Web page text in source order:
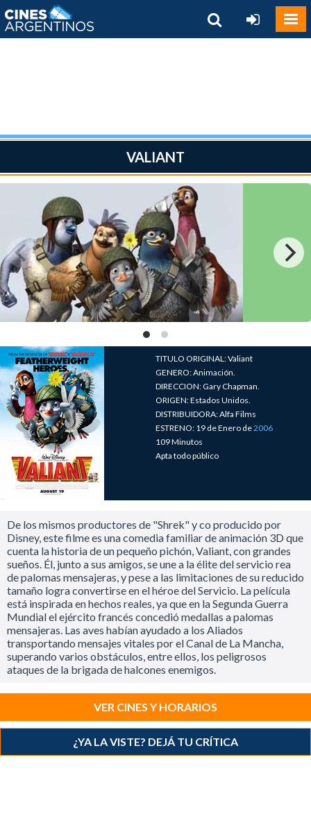
VALIANT
TITULO ORIGINAL: Valiant
GENERO: Animación.
DIRECCION: Gary Chapman.
ORIGEN: Estados Unidos.
DISTRIBUIDORA: Alfa Films
ESTRENO: 19 de Enero de2006
109 Minutos
Apta todo público
De los mismos productores de "Shrek" y co producido por
Disney, este filme es una comedia familiar de animación 3D que
cuenta la historia de un pequeño pichón, Valiant, con grandes
sueños. Él, junto a sus amigos, se une a la élite del servicio rea
de palomas mensajeras, y pese a las limitaciones de su reducido
tamaño logra convertirse en el héroe del Servicio. La película
está inspirada en hechos reales, ya que en la Segunda Guerra
Mundial el ejército francés concedió medallas a palomas
mensajeras. Las aves habían ayudado a los Aliados
transportando mensajes vitales por el Canal de La Mancha,
superando varios obstáculos, entre ellos, los peligrosos
ataques de la brigada de halcones enemigos.
VER CINES Y HORARIOS
¿YA LA VISTE? DEJÁ TU CRÍTICA